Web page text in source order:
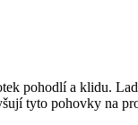
pohodlí a klidu.
tyto pohovky na